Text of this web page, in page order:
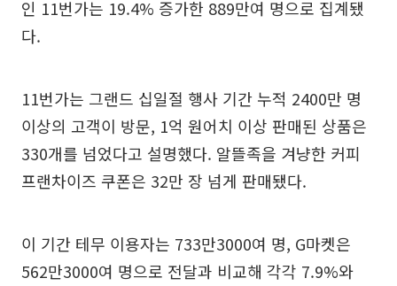
인 11번가는 19.4% 증가한 889만여 명으로 집계됐
다.
11번가는 그랜드 십일절 행사 기간 누적 2400만 명
이상의 고객이 방문, 1억 원어치 이상 판매된 상품은
330개를 넘었다고 설명했다. 알뜰족을 겨냥한 커피
프랜차이즈 쿠폰은 32만 장 넘게 판매됐다.
이 기간 테무 이용자는 733만3000여 명, G마켓은
562만3000여 명으로 전달과 비교해 각각 7.9%와